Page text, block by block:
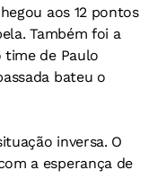
aos 12 pontos
Também foi a
time de Paulo
bateu o
inversa. O
a esperança de